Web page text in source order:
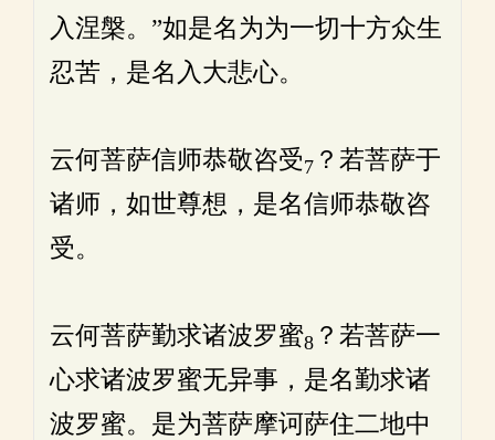
入涅槃。”如是名为为一切十方众生
忍苦，是名入大悲心。
云何菩萨信师恭敬咨受7 ？若菩萨于
诸师，如世尊想，是名信师恭敬咨
受。
云何菩萨勤求诸波罗蜜8 ？若菩萨一
心求诸波罗蜜无异事，是名勤求诸
波罗蜜。是为菩萨摩诃萨住二地中